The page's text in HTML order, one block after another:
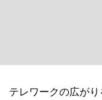
テレワークの広がり